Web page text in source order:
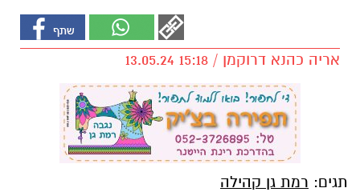
אריה כהנא דרוקמן / 15:18 13.05.24
תגים: רמת גן קהילה